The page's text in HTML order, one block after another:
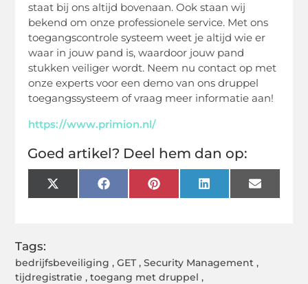
staat bij ons altijd bovenaan. Ook staan wij
bekend om onze professionele service. Met ons
toegangscontrole systeem weet je altijd wie er
waar in jouw pand is, waardoor jouw pand
stukken veiliger wordt. Neem nu contact op met
onze experts voor een demo van ons druppel
toegangssysteem of vraag meer informatie aan!
https://www.primion.nl/
Goed artikel? Deel hem dan op:
X
(Twitter)
FacebookPinterestLinkedInEmail
Tags:
bedrijfsbeveiliging ,GET ,Security Management ,
tijdregistratie ,toegang met druppel ,